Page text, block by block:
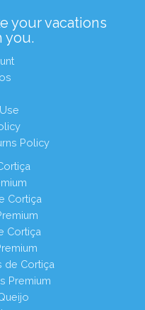
your vacations
you.
Policy
Cortiça
Cortiça
de Cortiça
Premium